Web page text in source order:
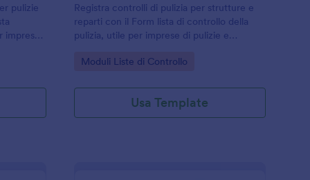
pulizie
imprese
Registra controlli di pulizia per strutture e
reparti con il Form lista di controllo della
pulizia, utile per imprese di pulizie e
la raccolta dati e la gestione delle risposte
Go to Category:
Moduli Liste di Controllo
Usa Template